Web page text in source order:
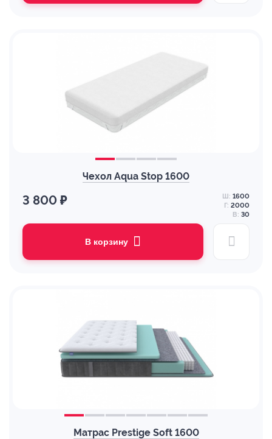
Чехол Aqua Stop 1600
3 800 ₽ Ш: 1600
Г: 2000
В: 30
В корзину
Матрас Prestige Soft 1600